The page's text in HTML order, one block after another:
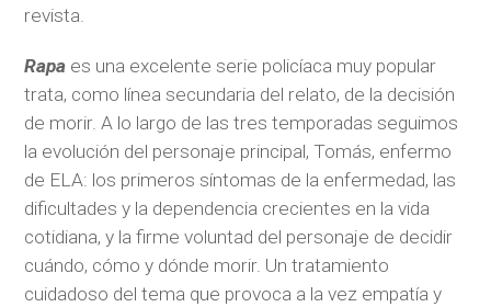
revista.
Rapa es una excelente serie policíaca muy popular
trata, como línea secundaria del relato, de la decisión
de morir. A lo largo de las tres temporadas seguimos
la evolución del personaje principal, Tomás, enfermo
de ELA: los primeros síntomas de la enfermedad, las
dificultades y la dependencia crecientes en la vida
cotidiana, y la firme voluntad del personaje de decidir
cuándo, cómo y dónde morir. Un tratamiento
cuidadoso del tema que provoca a la vez empatía y